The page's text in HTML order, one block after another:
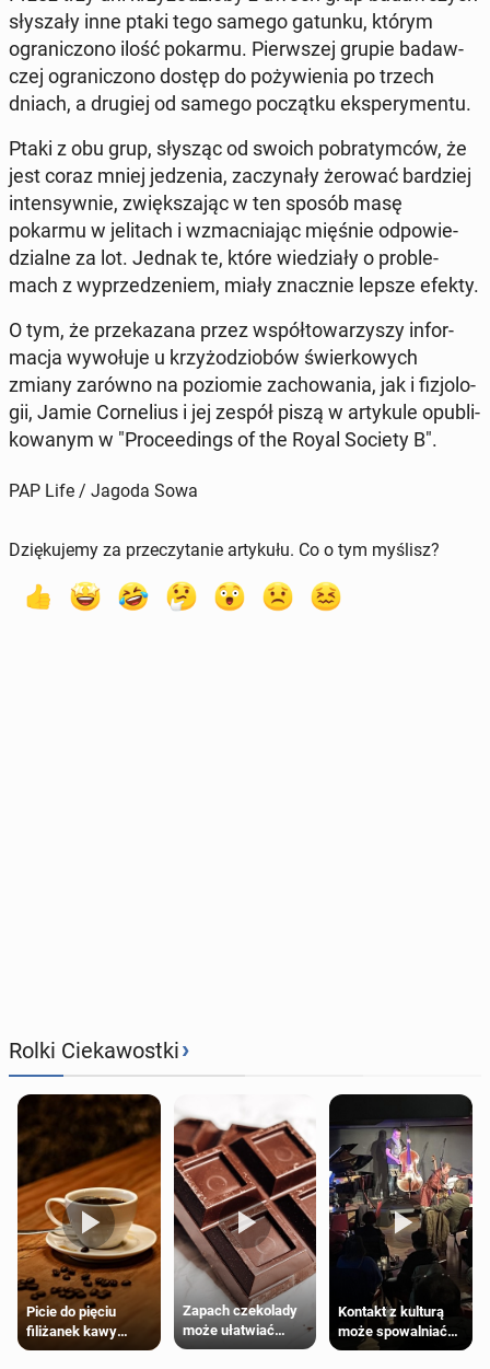
sły­sza­ły inne ptaki tego samego gatunku, którym
ogra­ni­czo­no ilość pokarmu. Pierw­szej grupie ba­daw­
czej ogra­ni­czo­no dostęp do po­ży­wie­nia po trzech
dniach, a drugiej od samego po­cząt­ku eks­pe­ry­men­tu.
Ptaki z obu grup, słysząc od swoich po­bra­tym­ców, że
jest coraz mniej je­dze­nia, za­czy­na­ły żerować bar­dziej
in­ten­syw­nie, zwięk­sza­jąc w ten sposób masę
pokarmu w je­li­tach i wzmac­nia­jąc mięśnie od­po­wie­
dzial­ne za lot. Jednak te, które wie­dzia­ły o pro­ble­
mach z wy­prze­dze­niem, miały znacz­nie lepsze efekty.
O tym, że prze­ka­za­na przez współ­to­wa­rzy­szy in­for­
ma­cja wy­wo­łu­je u krzy­żo­dzio­bów świer­ko­wych
zmiany zarówno na po­zio­mie za­cho­wa­nia, jak i fi­zjo­lo­
gii, Jamie Cor­ne­lius i jej zespół piszą w ar­ty­ku­le opu­bli­
ko­wa­nym w "Pro­ce­edings of the Royal Society B".
PAP Life / Jagoda Sowa
Dziękujemy za przeczytanie artykułu. Co o tym myślisz?
Rolki Ciekawostki›
Picie do pięciu
filiżanek kawy
dziennie jest
Zapach czekolady
może ułatwiać
trening siłowy
Kontakt z kulturą
może spowalniać
starzenie